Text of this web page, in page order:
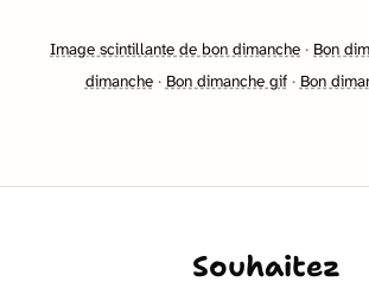
Image scintillante de bon dimanche · Bon
dimanche· Bon dimanche gif· Bon
Souhaitez